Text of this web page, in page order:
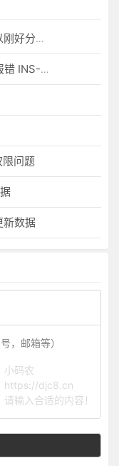
新的分区
初始设置失败。
问题
新数据
，邮箱等）
小码农
https://djc8.cn
请输入合适的内容！